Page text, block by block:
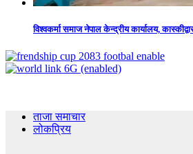
विश्वकर्मा समाज नेपाल केन्द्रीय कार्यालय,
ताजा समाचार
लोकप्रिय